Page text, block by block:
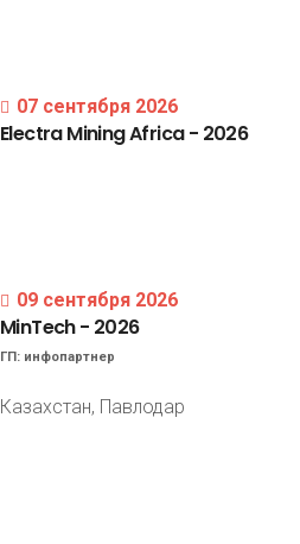
07 сентября 2026
ElectraMiningAfrica- 2026
09 сентября 2026
MinTech- 2026
ГП: инфопартнер
Казахстан, Павлодар